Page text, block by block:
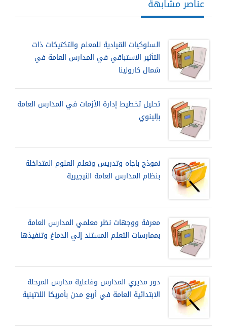
عناصر مشابهة
السلوكيات القيادية للمعلم والتكتيكات ذات
التأثير الاستباقي في المدارس العامة في
شمال كارولينا
تحليل تخطيط إدارة الأزمات في المدارس العامة
بإلينوي
نموذج باجاه وتدريس وتعلم العلوم المتداخلة
بنظام المدارس العامة النيجيرية
معرفة ووجهات نظر معلمي المدارس العامة
بممارسات التعلم المستند إلي الدماغ وتنفيذها
دور مديري المدارس وفاعلية مدارس المرحلة
الابتدائية العامة في أربع مدن بأمريكا اللاتينية